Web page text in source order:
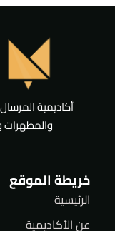
أكاديمية
والمطهرات
خريطة الموقع
الرئيسية
عن الأكاديمية